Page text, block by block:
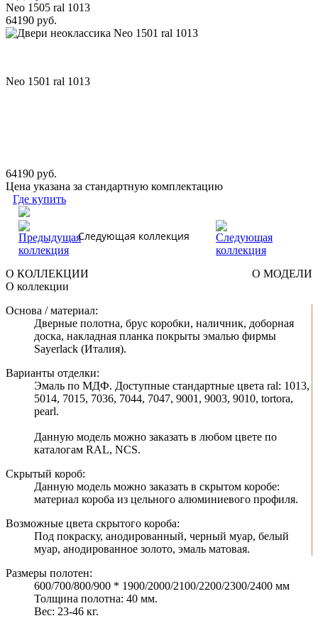
Neo 1505 ral 1013
64190 руб.
Neo 1501 ral 1013
64190 руб.
Цена указана за стандартную комплектацию
Где купить
Следующая коллекция
О КОЛЛЕКЦИИ
О МОДЕЛИ
О коллекции
Основа / материал:
Дверные полотна, брус коробки, наличник, доборная
доска, накладная планка покрыты эмалью фирмы
Sayerlack (Италия).
Варианты отделки:
Эмаль по МДФ. Доступные стандартные цвета ral: 1013,
5014, 7015, 7036, 7044, 7047, 9001, 9003, 9010, tortora,
pearl.
Данную модель можно заказать в любом цвете по
каталогам RAL, NCS.
Скрытый короб:
Данную модель можно заказать в скрытом коробе:
материал короба из цельного алюминиевого профиля.
Возможные цвета скрытого короба:
Под покраску, анодированный, черный муар, белый
муар, анодированное золото, эмаль матовая.
Размеры полотен:
600/700/800/900 * 1900/2000/2100/2200/2300/2400 мм
Толщина полотна: 40 мм.
Вес: 23-46 кг.